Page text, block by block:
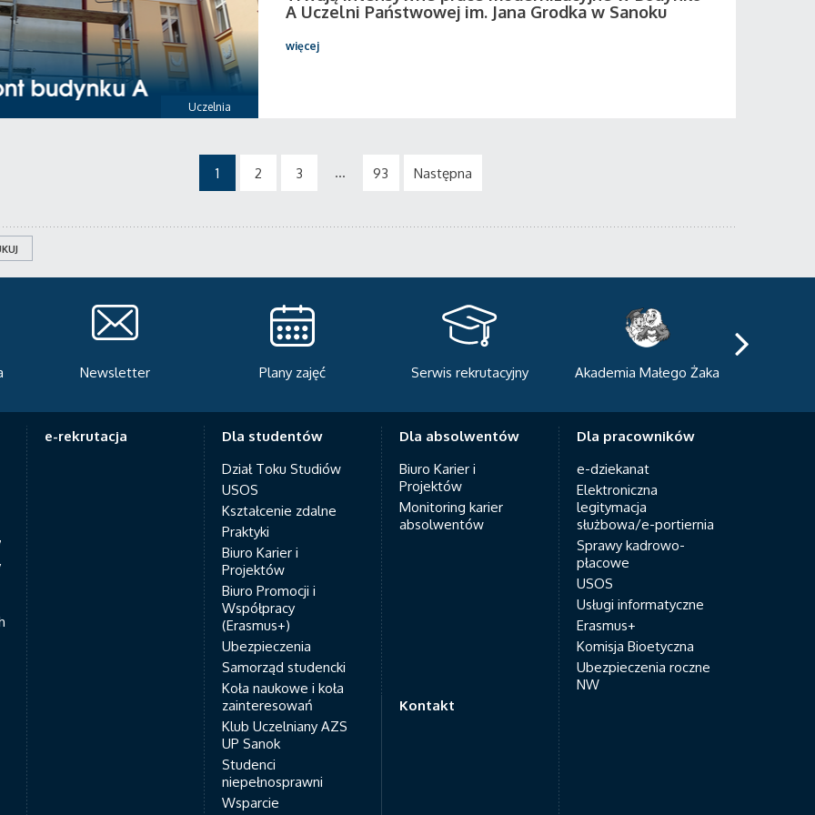
Uczelnia
A Uczelni Państwowej im. Jana Grodka w Sanoku
więcej
1 2 3 ... 93 Następna
Plany zajęć Serwis rekrutacyjny Akademia Małego Żaka
Centrum Sportowo-
e-rekrutacja
Dla studentów
Dział Toku Studiów
USOS
Kształcenie zdalne
Praktyki
Biuro Karier i
Projektów
Biuro Promocji i
Współpracy
(Erasmus+)
Ubezpieczenia
Samorząd studencki
Koła naukowe i koła
zainteresowań
Klub Uczelniany AZS
UP Sanok
Studenci
niepełnosprawni
Wsparcie
Dla absolwentów
Biuro Karier i
Projektów
Monitoring karier
absolwentów
Dla pracowników
e-dziekanat
Elektroniczna
legitymacja
służbowa/e-portiernia
Sprawy kadrowo-
płacowe
USOS
Usługi informatyczne
Erasmus+
Komisja Bioetyczna
Ubezpieczenia roczne
NW
Kontakt